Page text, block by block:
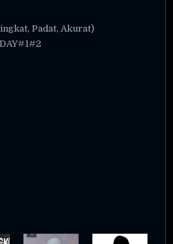
Padat, Akurat)